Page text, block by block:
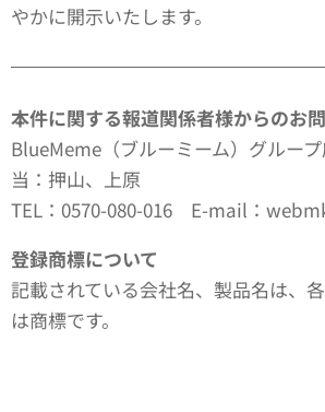
やかに開示いたします。
本件に関する報道関係者様からのお
BlueMeme（ブルーミーム）グルー
当：押山、上原
TEL：0570-080-016 E-mail：
登録商標について
記載されている会社名、製品名は、
は商標です。